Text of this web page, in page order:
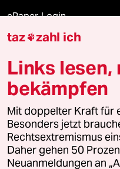
ePaper Login
Downloads für
© 2026 taz Verlags und
Alle Rechte vorbehalten. Bei
wenden Sie sich bitte an
Feedback
taz zahl ich
Links lesen,
bekämpfen
Mit doppelter Kraft für
Besonders jetzt
Rechtsextremismus
Daher gehen 50
Neuanmeldungen an